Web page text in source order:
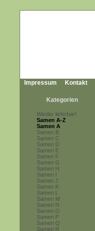
Impressum Kontakt
Kategorien
Wieder lieferbar!
Samen A-Z
Samen A
Samen B
Samen C
Samen D
Samen E
Samen F
Samen G
Samen H
Samen I
Samen J
Samen K
Samen L
Samen M
Samen N
Samen O
Samen P
Samen Q
Samen R